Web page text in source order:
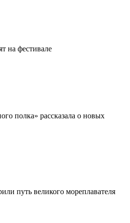
на фестивале
полка» рассказала о новых
путь великого мореплавателя